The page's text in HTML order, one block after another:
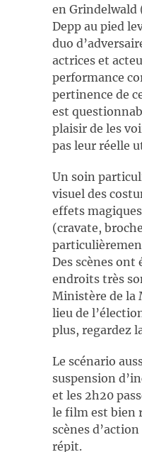
en Grindelwald
Depp au pied
duo
actrices et
performance
pertinence de
est
plaisir de les
pas leur réelle
Un soin
visuel des
effets
(cravate,
Des scènes ont
endroits très
Ministère de la
lieu de
plus, regardez
Le scénario
suspension
et les 2h20
le film est bien
scènes d’action
répit.